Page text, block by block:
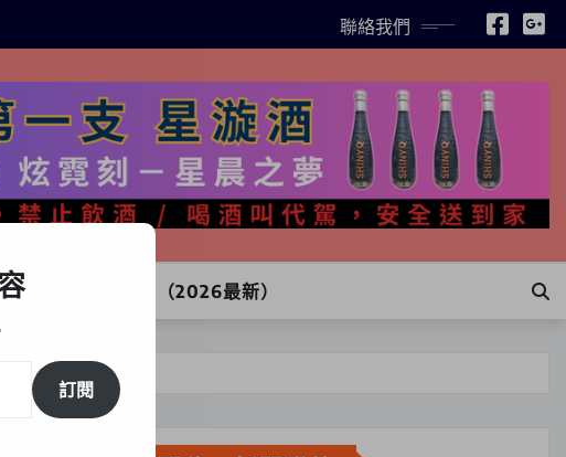
聯絡我們
通路與LINE訂購（2026最新）
訂閱